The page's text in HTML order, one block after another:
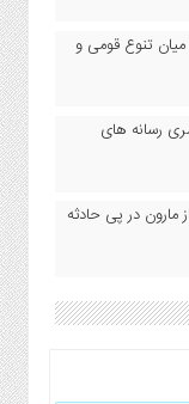
تنوع قومی و
رسانه های
تزریق گاز مارون در پی حادثه